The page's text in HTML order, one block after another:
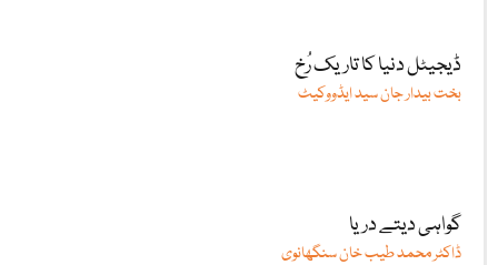
ڈیجیٹل دنیا کا تاریک رُخ
بخت بیدار جان سید ایڈووکیٹ
گواہی دیتے دریا
ڈاکٹر محمد طیب خان سنگھانوی